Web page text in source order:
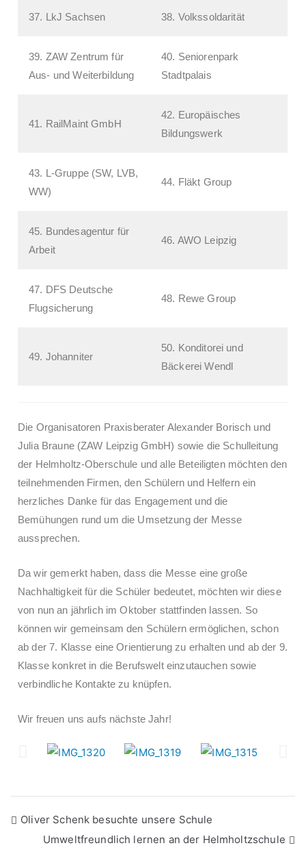
37. LkJ Sachsen 38. Volkssoldarität
39. ZAW Zentrum für
Aus- und Weiterbildung
40. Seniorenpark
Stadtpalais
41. RailMaint GmbH
42. Europäisches
Bildungswerk
43. L-Gruppe (SW, LVB,
WW)
44. Fläkt Group
45. Bundesagentur für
Arbeit
46. AWO Leipzig
47. DFS Deutsche
Flugsicherung
48. Rewe Group
49. Johanniter
50. Konditorei und
Bäckerei Wendl
Die Organisatoren Praxisberater Alexander Borisch und
Julia Braune (ZAW Leipzig GmbH) sowie die Schulleitung
der Helmholtz-Oberschule und alle Beteiligten möchten den
teilnehmenden Firmen, den Schülern und Helfern ein
herzliches Danke für das Engagement und die
Bemühungen rund um die Umsetzung der Messe
aussprechen.
Da wir gemerkt haben, dass die Messe eine große
Nachhaltigkeit für die Schüler bedeutet, möchten wir diese
von nun an jährlich im Oktober stattfinden lassen. So
können wir gemeinsam den Schülern ermöglichen, schon
ab der 7. Klasse eine Orientierung zu erhalten und ab der 9.
Klasse konkret in die Berufswelt einzutauchen sowie
verbindliche Kontakte zu knüpfen.
Wir freuen uns aufs nächste Jahr!
Oliver Schenk besuchte unsere Schule
Umweltfreundlich lernen an der Helmholtzschule